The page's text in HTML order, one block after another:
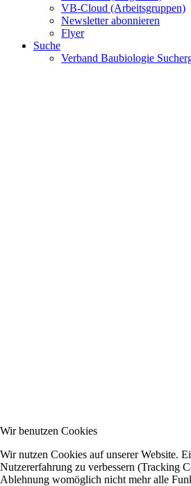
VB-Cloud (Arbeitsgruppen)
Newsletter abonnieren
Flyer
Suche
Verband Baubiologie
Wir benutzen Cookies
Wir nutzen Cookies auf unserer Website.
Nutzererfahrung zu verbessern (Tracking
Ablehnung womöglich nicht mehr alle